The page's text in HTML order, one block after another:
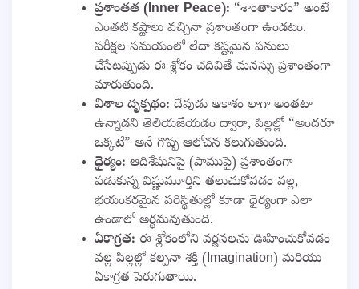
ప్రశాంతత (Inner Peace): “శాంతాకారం” అంటే
ఎంతటి కష్టాలు వచ్చినా ప్రశాంతంగా ఉండటం.
పరీక్షల సమయంలో లేదా కష్టమైన పనులు
చేసేటప్పుడు ఈ శ్లోకం చదివితే మనస్సు ప్రశాంతంగా
మారుతుంది.
విశాల దృక్పథం: దేవుడు ఆకాశం లాగా అంతటా
ఉన్నాడని తెలియజేయడం ద్వారా, పిల్లల్లో “అందరూ
ఒక్కటే” అనే గొప్ప ఆలోచన కలుగుతుంది.
ధైర్యం: ఆదిశేషునిపై (పాముపై) ప్రశాంతంగా
పడుకున్న విష్ణుమూర్తిని తలుచుకోవడం వల్ల,
భయంకరమైన పరిస్థితుల్లో కూడా ధైర్యంగా ఎలా
ఉండాలో అర్థమవుతుంది.
ఏకాగ్రత: ఈ శ్లోకంలోని వర్ణనలను ఊహించుకోవడం
వల్ల పిల్లల్లో కల్పనా శక్తి (Imagination) మరియు
ఏకాగ్రత పెరుగుతాయి.